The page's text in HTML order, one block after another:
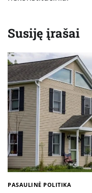
Susiję įrašai
PASAULINĖ POLITIKA